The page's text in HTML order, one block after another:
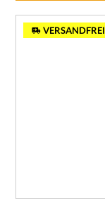
VERSANDFREI